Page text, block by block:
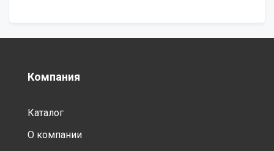
Компания
Каталог
О компании